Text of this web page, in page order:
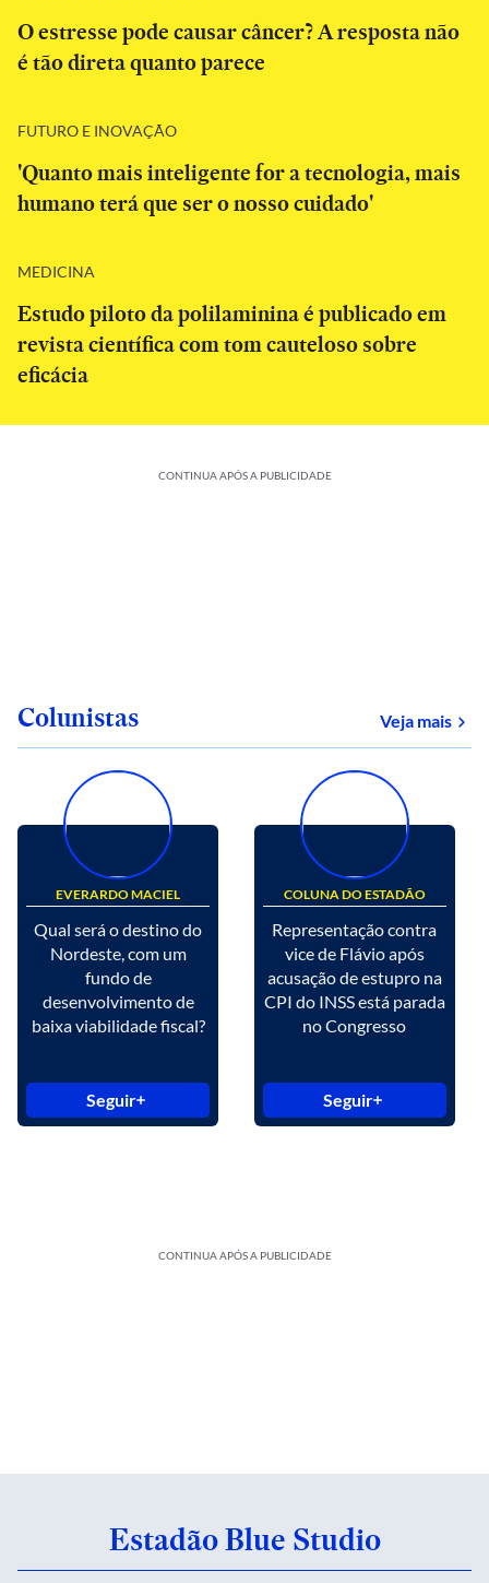
O estresse pode causar câncer? A resposta não
é tão direta quanto parece
FUTURO E INOVAÇÃO
'Quanto mais inteligente for a tecnologia, mais
humano terá que ser o nosso cuidado'
MEDICINA
Estudo piloto da polilaminina é publicado em
revista científica com tom cauteloso sobre
eficácia
CONTINUA APÓS A PUBLICIDADE
Colunistas Veja mais
EVERARDO MACIEL
Qual será o destino do
Nordeste, com um
fundo de
desenvolvimento de
baixa viabilidade fiscal?
Seguir
COLUNA DO ESTADÃO
Representação contra
vice de Flávio após
acusação de estupro na
CPI do INSS está parada
no Congresso
Seguir
CONTINUA APÓS A PUBLICIDADE
Estadão Blue Studio